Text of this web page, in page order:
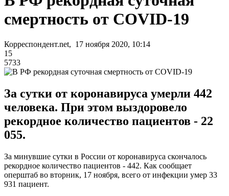
смертность от COVID-19
Корреспондент.net, 17 ноября 2020, 10:14
15
5733
За сутки от коронавируса умерли 442
человека. При этом выздоровело
рекордное количество пациентов - 22
055.
За минувшие сутки в России от коронавируса скончалось
рекордное количество пациентов - 442. Как сообщает
оперштаб во вторник, 17 ноября, всего от инфекции умер 33
931 пациент.